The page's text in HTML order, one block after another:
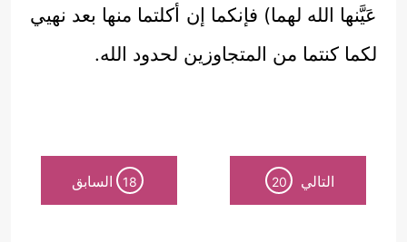
عَيَّنها الله لهما) فإنكما إن أكلتما منها بعد نهيي
لكما كنتما من المتجاوزين لحدود الله.
التالي 20
18 السابق